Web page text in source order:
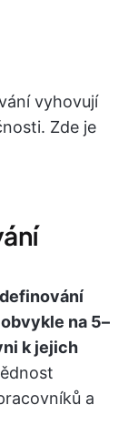
vyhovují
Zde je
na 5–
k jejich
a